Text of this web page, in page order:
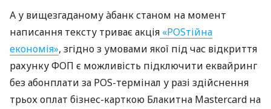
А у вищезгаданому àбанк станом на момент
написання тексту триває акція «POSтійна
економія», згідно з умовами якої під час відкриття
рахунку ФОП є можливість підключити еквайринг
без абонплати за POS-термінал у разі здійснення
трьох оплат бізнес-карткою Блакитна Mastercard на